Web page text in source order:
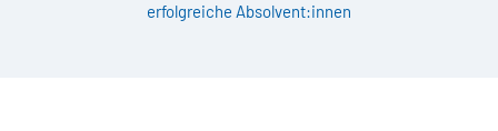
erfolgreiche Absolvent:innen